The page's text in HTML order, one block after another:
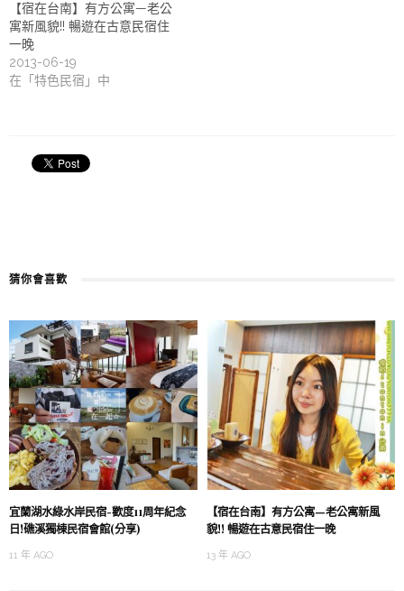
【宿在台南】有方公寓—老公
寓新風貌!! 暢遊在古意民宿住
一晚
2013-06-19
在「特色民宿」中
猜你會喜歡
宜蘭湖水綠水岸民宿-歡度11周年紀念
日!礁溪獨棟民宿會館(分享)
11 年 AGO
【宿在台南】有方公寓—老公寓新風
貌!! 暢遊在古意民宿住一晚
13 年 AGO